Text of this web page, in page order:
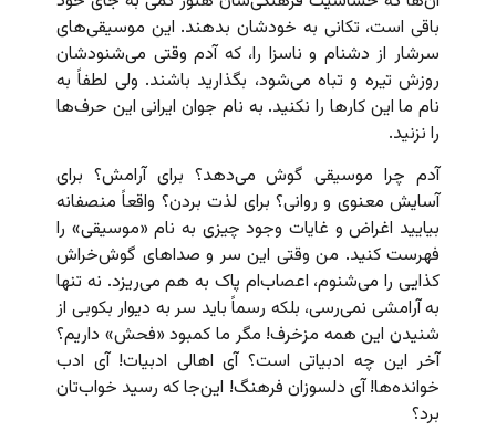
باقی است، تکانی به خودشان بدهند. این موسیقی‌های
سرشار از دشنام و ناسزا را، که آدم وقتی می‌شنودشان
روزش تیره و تباه می‌شود، بگذارید باشند. ولی لطفاً به
نام ما این کارها را نکنید. به نام جوان ایرانی این حرف‌ها
را نزنید.
آدم چرا موسیقی گوش می‌دهد؟ برای آرامش؟ برای
آسایش معنوی و روانی؟ برای لذت بردن؟ واقعاً منصفانه
بیایید اغراض و غایات وجود چیزی به نام «موسیقی» را
فهرست کنید. من وقتی این سر و صداهای گوش‌خراش
کذایی را می‌شنوم، اعصاب‌ام پاک به هم می‌ریزد. نه تنها
به آرامشی نمی‌رسی، بلکه رسماً باید سر به دیوار بکوبی از
شنیدن این همه مزخرف! مگر ما کمبود «فحش» داریم؟
آخر این چه ادبیاتی است؟ آی اهالی ادبیات! آی ادب
خوانده‌ها! آی دلسوزان فرهنگ! این‌جا که رسید خواب‌تان
برد؟